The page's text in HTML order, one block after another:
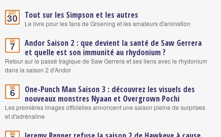
Août
30 Tout sur les Simpson et les autres
Le livre pour les fans de Groening et les amateurs d'animation
Mai
7
Andor Saison 2 : que devient la santé de Saw Gerrera
et quelle est son immunité au rhydonium ?
Retour sur le passé tragique de Saw Gerrera et ses liens avec le rhydonium
dans la saison 2 d'Andor
Mai
6
One-Punch Man Saison 3 : découvrez les visuels des
nouveaux monstres Nyaan et Overgrown Pochi
Les premières images officielles annoncent une saison pleine de surprises
et d'adrénaline
Mai